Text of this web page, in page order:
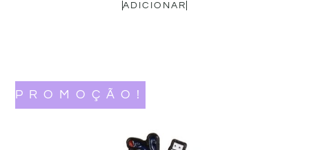
ADICIONAR
PROMOÇÃO!